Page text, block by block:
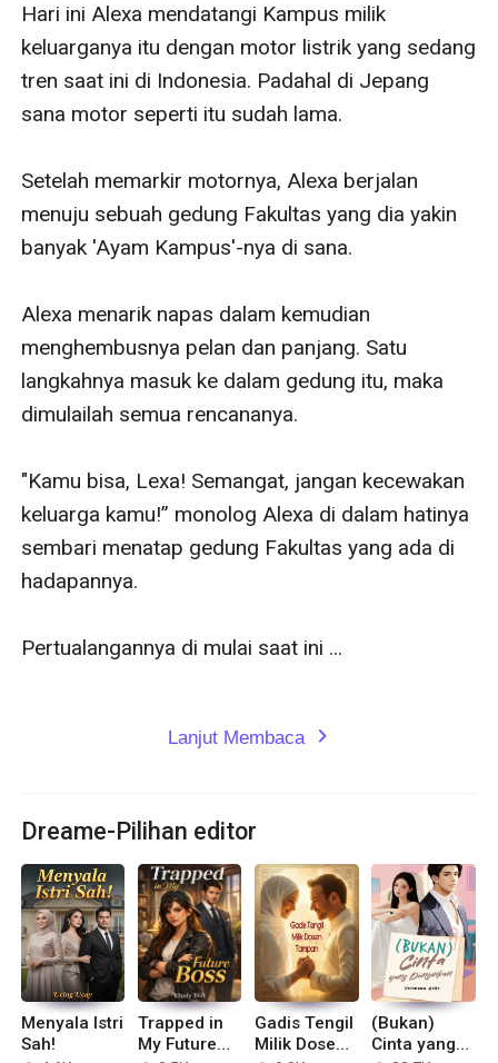
Hari ini Alexa mendatangi Kampus milik
keluarganya itu dengan motor listrik yang sedang
tren saat ini di Indonesia. Padahal di Jepang
sana motor seperti itu sudah lama.
Setelah memarkir motornya, Alexa berjalan
menuju sebuah gedung Fakultas yang dia yakin
banyak 'Ayam Kampus'-nya di sana.
Alexa menarik napas dalam kemudian
menghembusnya pelan dan panjang. Satu
langkahnya masuk ke dalam gedung itu, maka
dimulailah semua rencananya.
"Kamu bisa, Lexa! Semangat, jangan kecewakan
keluarga kamu!” monolog Alexa di dalam hatinya
sembari menatap gedung Fakultas yang ada di
hadapannya.
Pertualangannya di mulai saat ini ...
Lanjut Membaca expand_more
Dreame-Pilihan editor
Menyala Istri
Sah!
Trapped in
My Future
Gadis Tengil
Milik Dosen
(Bukan)
Cinta yang